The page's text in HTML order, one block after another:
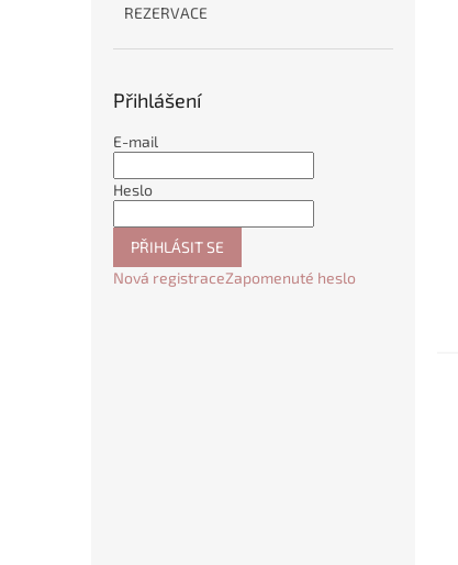
REZERVACE
Přihlášení
E-mail
Heslo
PŘIHLÁSIT SE
Nová registraceZapomenuté heslo